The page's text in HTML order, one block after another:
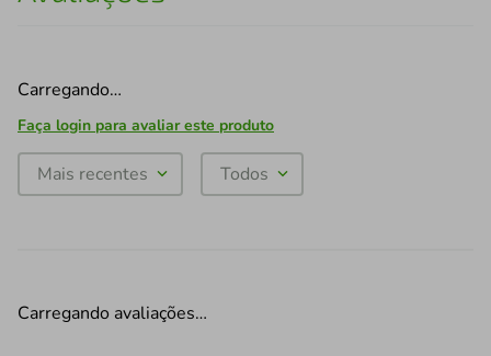
Carregando…
Faça login para avaliar este produto
Mais recentes Todos
Carregando avaliações…